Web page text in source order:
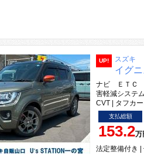
UP! スズキ
イグ
ナビ ＥＴＣ
害軽減システ
CVT | タフカ
支払総額
153.2万
法定整備付き